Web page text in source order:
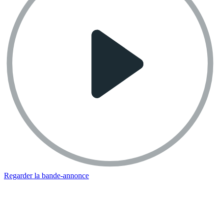
Regarder la bande-annonce